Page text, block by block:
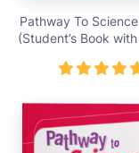
Pathway To
(Student’s Book
vnđ